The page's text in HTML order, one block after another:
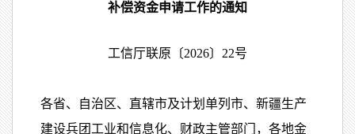
补偿资金申请工作的通知
工信厅联原〔2026〕22号
各省、自治区、直辖市及计划单列市、新疆生产
建设兵团工业和信息化、财政主管部门，各地金